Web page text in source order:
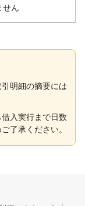
せん
明細の摘要には
入実行まで日数
了承ください。